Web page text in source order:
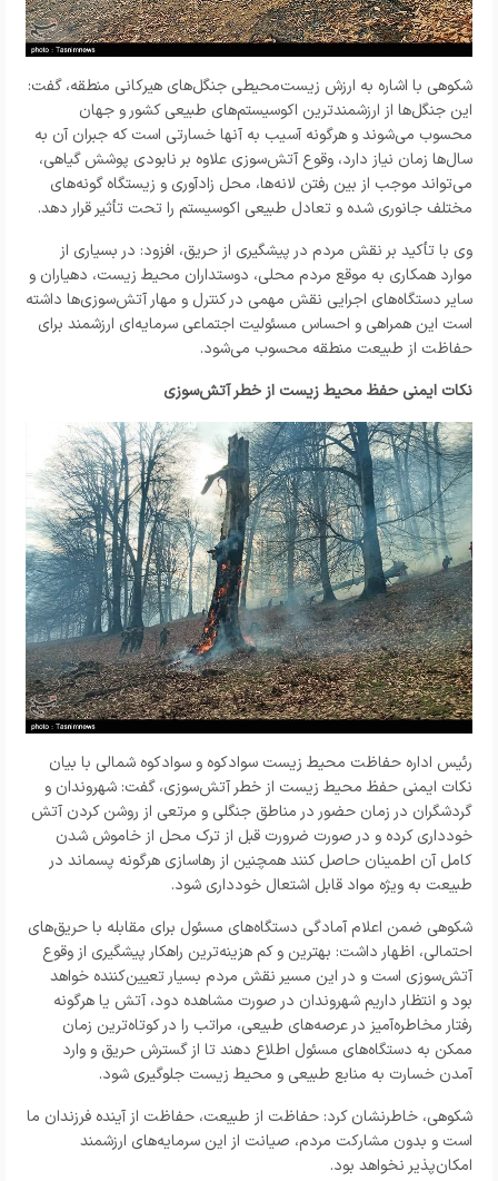
شکوهی با اشاره به ارزش زیست‌محیطی جنگل‌های هیرکانی منطقه، گفت:
این جنگل‌ها از ارزشمندترین اکوسیستم‌های طبیعی کشور و جهان
محسوب می‌شوند و هرگونه آسیب به آنها خسارتی است که جبران آن به
سال‌ها زمان نیاز دارد، وقوع آتش‌سوزی علاوه بر نابودی پوشش گیاهی،
می‌تواند موجب از بین رفتن لانه‌ها، محل زادآوری و زیستگاه گونه‌های
مختلف جانوری شده و تعادل طبیعی اکوسیستم را تحت تأثیر قرار دهد.
وی با تأکید بر نقش مردم در پیشگیری از حریق، افزود: در بسیاری از
موارد همکاری به‌ موقع مردم محلی، دوستداران محیط زیست، دهیاران و
سایر دستگاه‌های اجرایی نقش مهمی در کنترل و مهار آتش‌سوزی‌ها داشته
است این همراهی و احساس مسئولیت اجتماعی سرمایه‌ای ارزشمند برای
حفاظت از طبیعت منطقه محسوب می‌شود.
نکات ایمنی حفظ محیط زیست از خطر آتش‌سوزی
رئیس اداره حفاظت محیط زیست سوادکوه و سوادکوه شمالی با بیان
نکات ایمنی حفظ محیط زیست از خطر آتش‌سوزی، گفت: شهروندان و
گردشگران در زمان حضور در مناطق جنگلی و مرتعی از روشن کردن آتش
خودداری کرده و در صورت ضرورت قبل از ترک محل از خاموش شدن
کامل آن اطمینان حاصل کنند همچنین از رهاسازی هرگونه پسماند در
طبیعت به‌ ویژه مواد قابل اشتعال خودداری شود.
شکوهی ضمن اعلام آمادگی دستگاه‌های مسئول برای مقابله با حریق‌های
احتمالی، اظهار داشت: بهترین و کم‌ هزینه‌ترین راهکار پیشگیری از وقوع
آتش‌سوزی است و در این مسیر نقش مردم بسیار تعیین‌کننده خواهد
بود و انتظار داریم شهروندان در صورت مشاهده دود، آتش یا هرگونه
رفتار مخاطره‌آمیز در عرصه‌های طبیعی، مراتب را در کوتاه‌ترین زمان
ممکن به دستگاه‌های مسئول اطلاع دهند تا از گسترش حریق و وارد
آمدن خسارت به منابع طبیعی و محیط زیست جلوگیری شود.
شکوهی، خاطرنشان کرد: حفاظت از طبیعت، حفاظت از آینده فرزندان ما
است و بدون مشارکت مردم، صیانت از این سرمایه‌های ارزشمند
امکان‌پذیر نخواهد بود.